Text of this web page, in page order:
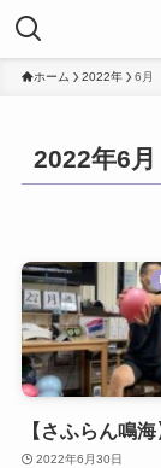
ホーム 2022年 6月
2022年6月
【さふらん鳴
2022年6月30日